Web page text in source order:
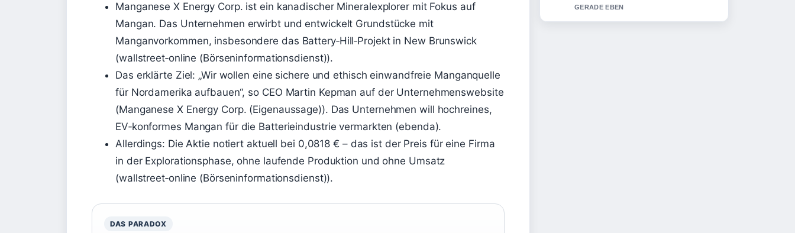
Manganese X Energy Corp. ist ein kanadischer Mineralexplorer mit Fokus auf
Mangan. Das Unternehmen erwirbt und entwickelt Grundstücke mit
Manganvorkommen, insbesondere das Battery‑Hill‑Projekt in New Brunswick
(wallstreet‑online (Börseninformationsdienst)).
Das erklärte Ziel: „Wir wollen eine sichere und ethisch einwandfreie Manganquelle
für Nordamerika aufbauen“, so CEO Martin Kepman auf der Unternehmenswebsite
(Manganese X Energy Corp. (Eigenaussage)). Das Unternehmen will hochreines,
EV‑konformes Mangan für die Batterieindustrie vermarkten (ebenda).
Allerdings: Die Aktie notiert aktuell bei 0,0818 € – das ist der Preis für eine Firma
in der Explorationsphase, ohne laufende Produktion und ohne Umsatz
(wallstreet‑online (Börseninformationsdienst)).
DAS PARADOX